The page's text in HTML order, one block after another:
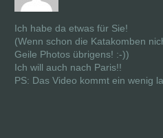
n
t
e
r
g
e
ö
f
t
e
r
g
e
ö
f
Ich habe da etwas für Sie!
(Wenn schon die Katakomben
Geile Photos übrigens! :-))
Ich will auch nach Paris!!
PS: Das Video kommt ein wenig